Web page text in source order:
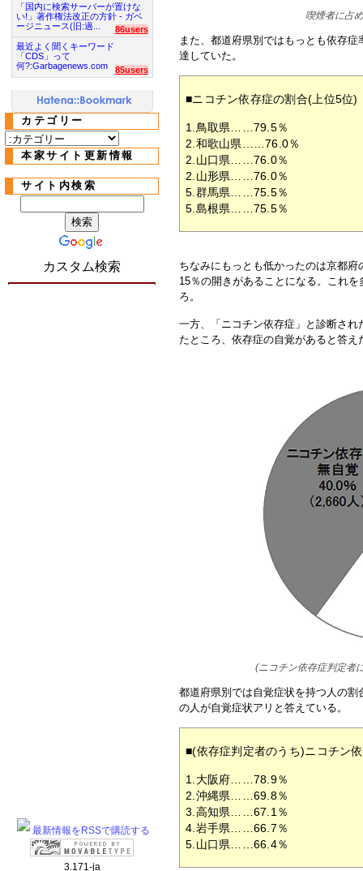
喫煙者に占
また、都道府県別ではもっとも依存
達していた。
■ニコチン依存症の割合(上位5位)
1.鳥取県……79.5％
2.和歌山県……76.0％
2.山口県……76.0％
2.山形県……76.0％
5.群馬県……75.5％
5.島根県……75.5％
ちなみにもっとも低かったのは京都
15％の開きがあることになる。これ
ろ。
一方、「ニコチン依存症」と診断さ
たところ、依存症の自覚があると答
(ニコチン依存症判定者
都道府県別では自覚症状を持つ人の
の人が自覚症状アリと答えている。
■(依存症判定者のうち)ニコチン
1.大阪府……78.9％
2.沖縄県……69.8％
3.高知県……67.1％
4.岩手県……66.7％
5.山口県……66.4％
「国内に検索サーバーが置けな
い!」著作権法改正の方針 - ガベ
ージニュース(旧:過...
86users
最近よく聞くキーワード
「CDS」って
何?:Garbagenews.com
85users
カテゴリー
本家サイト更新情報
サイト内検索
カスタム検索
最新情報をRSSで購読する
3.171-ja